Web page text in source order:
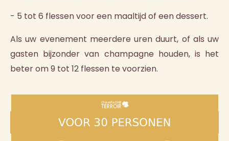
- 5 tot 6 flessen voor een maaltijd of een dessert.
Als uw evenement meerdere uren duurt, of als uw
gasten bijzonder van champagne houden, is het
beter om 9 tot 12 flessen te voorzien.